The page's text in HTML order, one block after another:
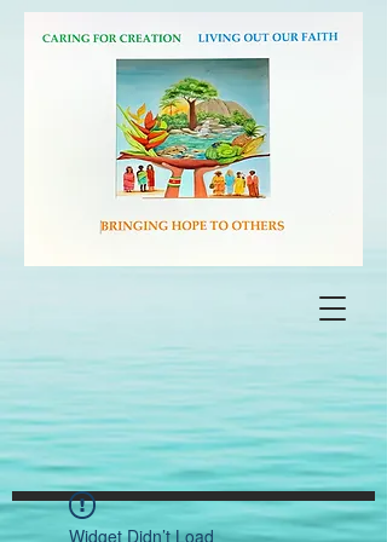
Widget Didn’t Load